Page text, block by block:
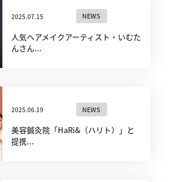
2025.07.15 NEWS
人気ヘアメイクアーティスト・いむた
んさん...
2025.06.19 NEWS
美容鍼灸院「HaRi&（ハリト）」と
提携...